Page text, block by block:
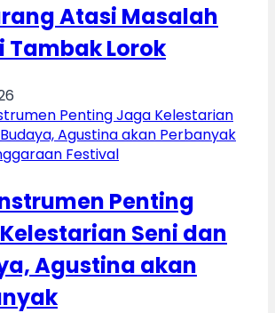
Atasi Masalah
Tambak Lorok
Penting
Seni dan
Agustina akan